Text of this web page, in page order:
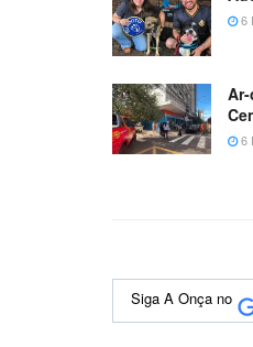
6
6
Siga A Onça no